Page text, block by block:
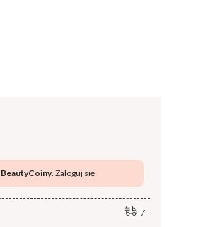
BeautyCoiny. Zaloguj się